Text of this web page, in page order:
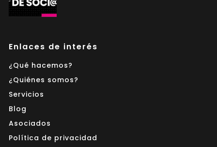
Enlaces de interés
¿Qué hacemos?
¿Quiénes somos?
Servicios
Blog
Asociados
Política de privacidad